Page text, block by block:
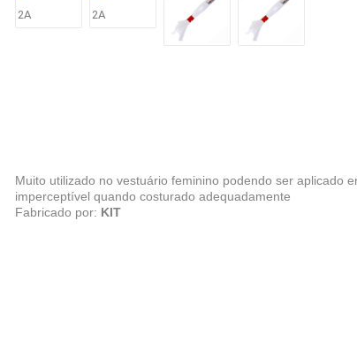
Muito utilizado no vestuário feminino podendo ser aplicado
imperceptível quando costurado adequadamente
Fabricado por: KIT